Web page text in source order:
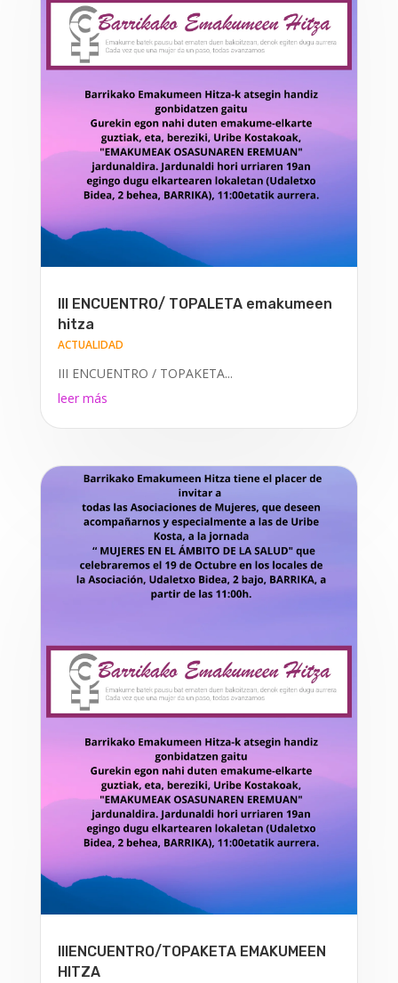
III ENCUENTRO/ TOPALETA emakumeen
hitza
ACTUALIDAD
III ENCUENTRO / TOPAKETA...
leer más
IIIENCUENTRO/TOPAKETA EMAKUMEEN
HITZA